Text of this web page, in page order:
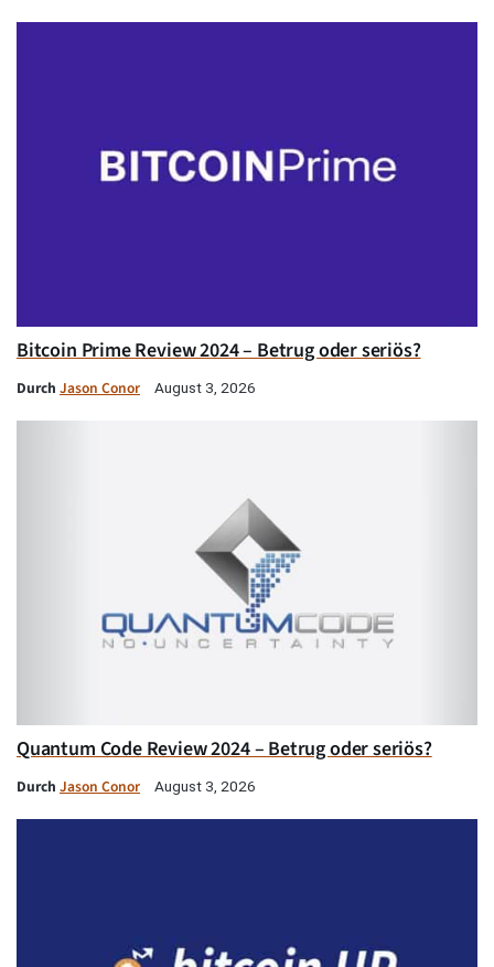
Bitcoin Prime Review 2024 – Betrug oder seriös?
Durch Jason Conor August 3, 2026
Quantum Code Review 2024 – Betrug oder seriös?
Durch Jason Conor August 3, 2026